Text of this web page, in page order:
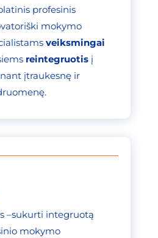
profesinis
mokymo
veiksmingai
reintegruotis į
įtraukesnę ir
–sukurti integruotą
mokymo